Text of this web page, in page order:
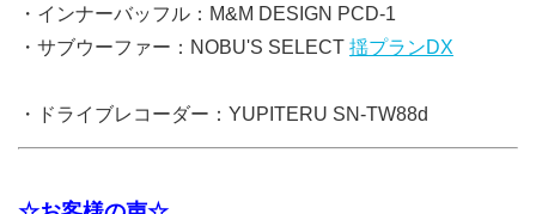
・インナーバッフル：M&M DESIGN PCD-1
・サブウーファー：NOBU'S SELECT 揺プランDX
・ドライブレコーダー：YUPITERU SN-TW88d